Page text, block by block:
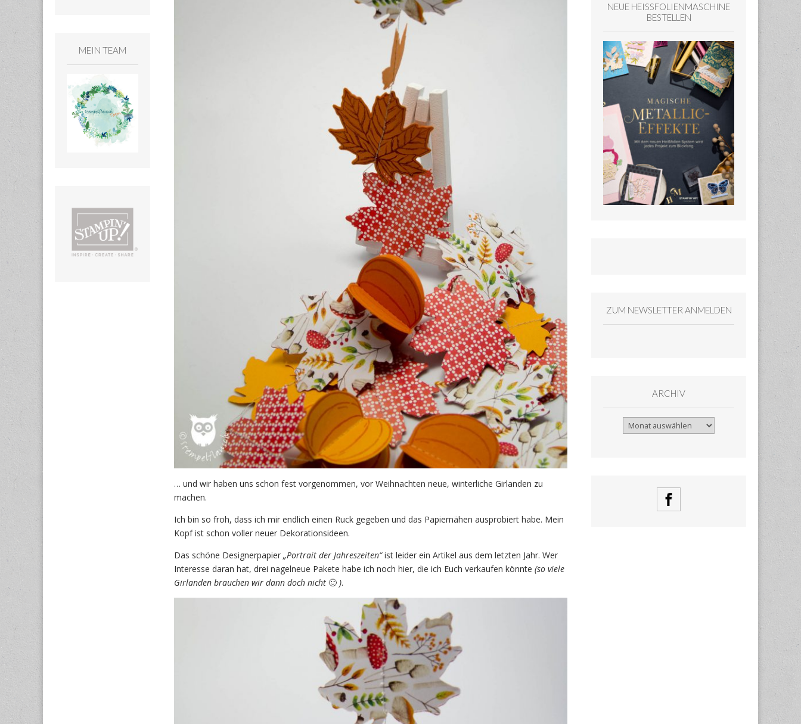
… und wir haben uns schon fest vorgenommen, vor Weihnachten neue, winterliche Girlanden zu
machen.
Ich bin so froh, dass ich mir endlich einen Ruck gegeben und das Papiernähen ausprobiert habe. Mein
Kopf ist schon voller neuer Dekorationsideen.
Das schöne Designerpapier „Portrait der Jahreszeiten“ist leider ein Artikel aus dem letzten Jahr. Wer
Interesse daran hat, drei nagelneue Pakete habe ich noch hier, die ich Euch verkaufen könnte (so viele
Girlanden brauchen wir dann doch nicht🙂 ).
MEIN TEAM
NEUE HEISSFOLIENMASCHINE
BESTELLEN
ZUM NEWSLETTER ANMELDEN
ARCHIV
Archiv